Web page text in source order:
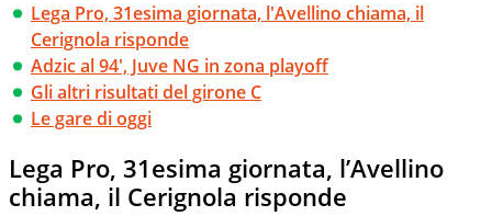
Lega Pro, 31esima giornata, l'Avellino chiama, il
Cerignola risponde
Adzic al 94', Juve NG in zona playoff
Gli altri risultati del girone C
Le gare di oggi
Lega Pro, 31esima giornata, l’Avellino
chiama, il Cerignola risponde